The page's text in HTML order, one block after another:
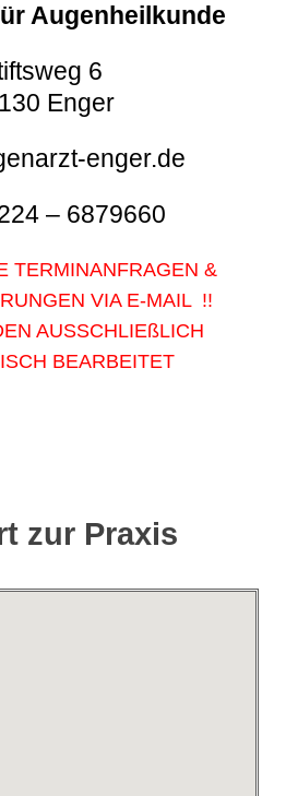
Augenheilkunde
6
Enger
enger.de
– 6879660
TERMINANFRAGEN &
VIA E-MAIL !!
AUSSCHLIEßLICH
BEARBEITET
zur Praxis